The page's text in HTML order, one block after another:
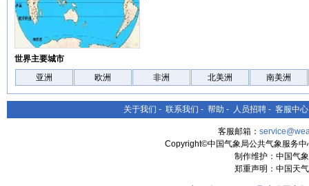
世界主要城市
亚洲
欧洲 非洲 北美洲 南美洲
关于我们 - 联系我们 - 帮助 - 人员招聘 - 客服中心
客服邮箱：
Copyright©中国气象局公共气象服务
制作维护：中国气
郑重声明：中国天